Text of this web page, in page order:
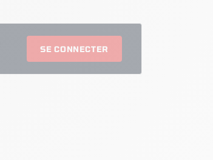
SE CONNECTER